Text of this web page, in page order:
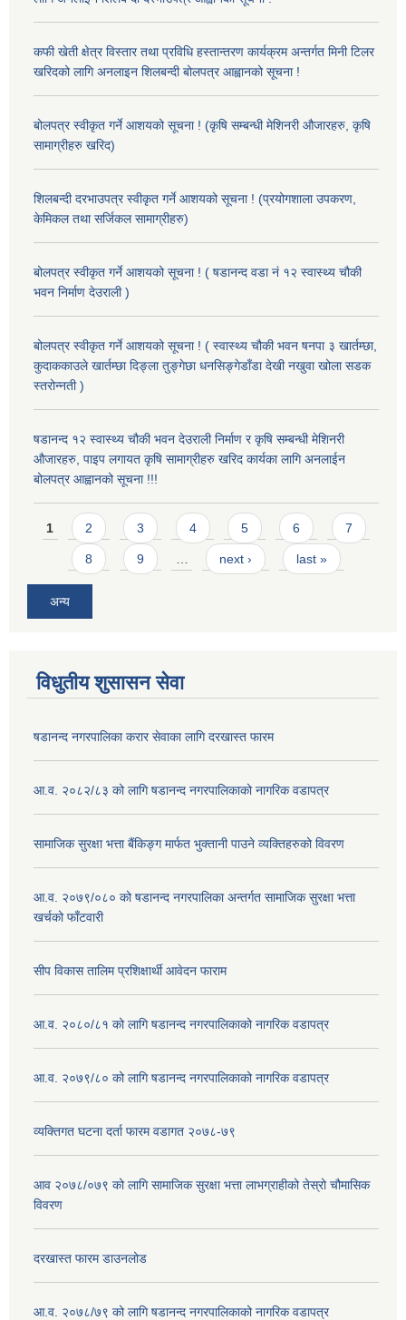
कफी खेती क्षेत्र विस्तार तथा प्रविधि हस्तान्तरण कार्यक्रम अन्तर्गत मिनी टिलर
खरिदको लागि अनलाइन शिलबन्दी बोलपत्र आह्वानको सूचना !
बोलपत्र स्वीकृत गर्ने आशयको सूचना ! (कृषि सम्बन्धी मेशिनरी औजारहरु, कृषि
सामाग्रीहरु खरिद)
शिलबन्दी दरभाउपत्र स्वीकृत गर्ने आशयको सूचना ! (प्रयोगशाला उपकरण,
केमिकल तथा सर्जिकल सामाग्रीहरु)
बोलपत्र स्वीकृत गर्ने आशयको सूचना ! ( षडानन्द वडा नं १२ स्वास्थ्य चौकी
भवन निर्माण देउराली )
बोलपत्र स्वीकृत गर्ने आशयको सूचना ! ( स्वास्थ्य चौकी भवन षनपा ३ खार्तम्छा,
कुदाककाउले खार्तम्छा दिङ्ला तुङ्गेछा धनसिङ्गेडाँडा देखी नखुवा खोला सडक
स्तरोन्नती )
षडानन्द १२ स्वास्थ्य चौकी भवन देउराली निर्माण र कृषि सम्बन्धी मेशिनरी
औजारहरु, पाइप लगायत कृषि सामाग्रीहरु खरिद कार्यका लागि अनलाईन
बोलपत्र आह्वानको सूचना !!!
Pages
1 2 3 4 5 6 7
8 9 … next › last »
अन्य
विधुतीय शुसासन सेवा
षडानन्द नगरपालिका करार सेवाका लागि दरखास्त फारम
आ.व. २०८२/८३ को लागि षडानन्द नगरपालिकाको नागरिक वडापत्र
सामाजिक सुरक्षा भत्ता बैंकिङ्ग मार्फत भुक्तानी पाउने व्यक्तिहरुको विवरण
आ.व. २०७९/०८० को षडानन्द नगरपालिका अन्तर्गत सामाजिक सुरक्षा भत्ता
खर्चको फाँटवारी
सीप विकास तालिम प्रशिक्षार्थी आवेदन फाराम
आ.व. २०८०/८१ को लागि षडानन्द नगरपालिकाको नागरिक वडापत्र
आ.व. २०७९/८० को लागि षडानन्द नगरपालिकाको नागरिक वडापत्र
व्यक्तिगत घटना दर्ता फारम वडागत २०७८-७९
आव २०७८/०७९ को लागि सामाजिक सुरक्षा भत्ता लाभग्राहीको तेस्रो चौमासिक
विवरण
दरखास्त फारम डाउनलोड
आ.व. २०७८/७९ को लागि षडानन्द नगरपालिकाको नागरिक वडापत्र